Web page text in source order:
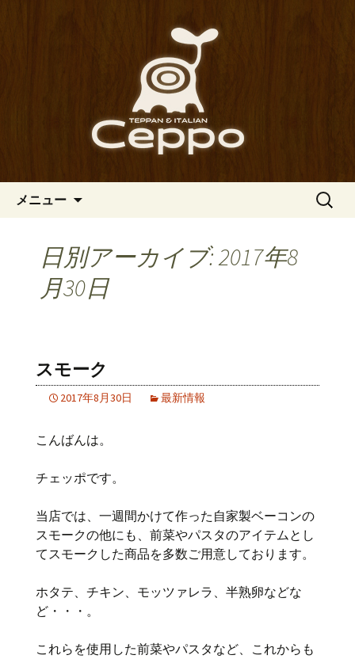
南船場・心斎橋のイタリアン
「Ceppo（チェッポ）」の公式
イタリアン「Ceppo（チェッポ）」。
さまざまなパスタや讃岐オリーブ牛の
ステーキのほか、バルメニューも豊富
にご用意。デートにも一人飲みのお客
様にもぴったりです。
メニュー
検
日別アーカイブ: 2017年8
月30日
スモーク
2017年8月30日 最新情報
こんばんは。
チェッポです。
当店では、一週間かけて作った自家製ベーコンの
スモークの他にも、前菜やパスタのアイテムとし
てスモークした商品を多数ご用意しております。
ホタテ、チキン、モッツァレラ、半熟卵などな
ど・・・。
これらを使用した前菜やパスタなど、これからも